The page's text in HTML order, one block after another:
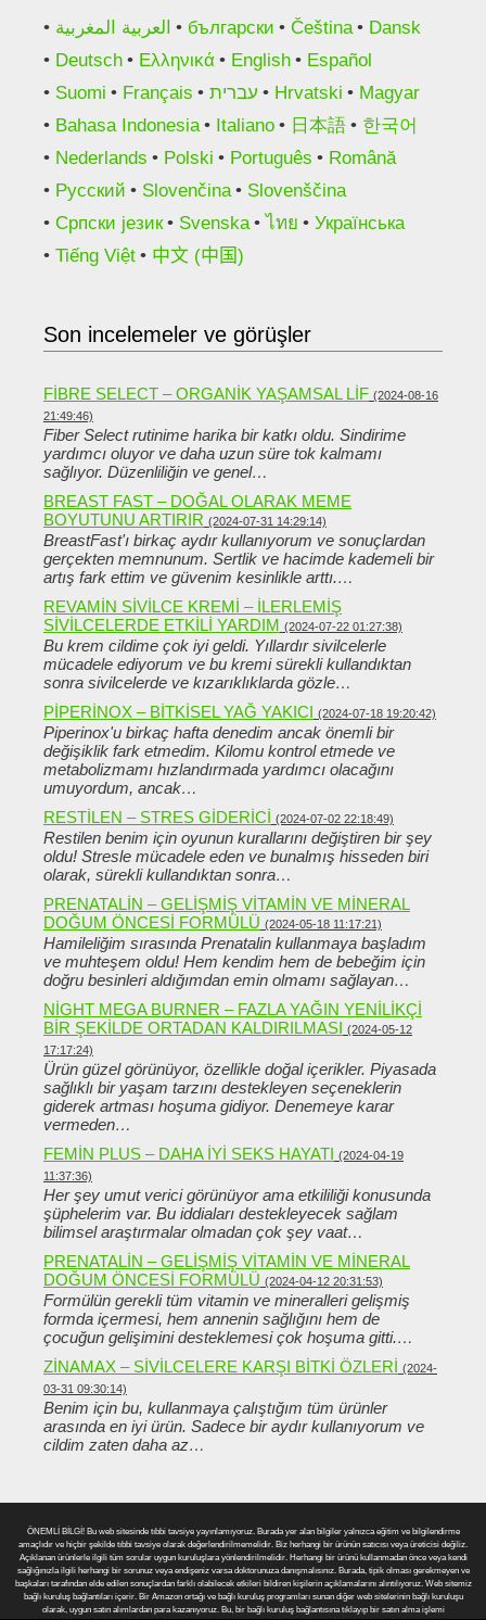
العربية المغربية български Čeština
Dansk
Deutsch
Ελληνικά English
Español
Suomi
Français עברית Hrvatski
Magyar
Bahasa Indonesia
Italiano 日本語
한국어
Nederlands
Polski Português
Română
Русский
Slovenčina
Slovenščina
Српски језик
Svenska ไทย
Українська
Tiếng Việt
中文 (中国)
Son incelemeler ve görüşler
FIBRE SELECT – ORGANIK YAŞAMSAL LIF (2024-08-16
21:49:46)
Fiber Select rutinime harika bir katkı oldu. Sindirime
yardımcı oluyor ve daha uzun süre tok kalmamı
sağlıyor. Düzenliliğin ve genel…
BREAST FAST – DOĞAL OLARAK MEME
BOYUTUNU ARTIRIR (2024-07-31 14:29:14)
BreastFast'ı birkaç aydır kullanıyorum ve sonuçlardan
gerçekten memnunum. Sertlik ve hacimde kademeli bir
artış fark ettim ve güvenim kesinlikle arttı.…
REVAMIN SIVILCE KREMI – ILERLEMIŞ
SIVILCELERDE ETKILI YARDIM (2024-07-22 01:27:38)
Bu krem ​​cildime çok iyi geldi. Yıllardır sivilcelerle
mücadele ediyorum ve bu kremi sürekli kullandıktan
sonra sivilcelerde ve kızarıklıklarda gözle…
PIPERINOX – BITKISEL YAĞ YAKICI (2024-07-18 19:20:42)
Piperinox'u birkaç hafta denedim ancak önemli bir
değişiklik fark etmedim. Kilomu kontrol etmede ve
metabolizmamı hızlandırmada yardımcı olacağını
umuyordum, ancak…
RESTILEN – STRES GIDERICI (2024-07-02 22:18:49)
Restilen benim için oyunun kurallarını değiştiren bir şey
oldu! Stresle mücadele eden ve bunalmış hisseden biri
olarak, sürekli kullandıktan sonra…
PRENATALIN – GELIŞMIŞ VITAMIN VE MINERAL
DOĞUM ÖNCESI FORMÜLÜ (2024-05-18 11:17:21)
Hamileliğim sırasında Prenatalin kullanmaya başladım
ve muhteşem oldu! Hem kendim hem de bebeğim için
doğru besinleri aldığımdan emin olmamı sağlayan…
NIGHT MEGA BURNER – FAZLA YAĞIN YENILIKÇI
BIR ŞEKILDE ORTADAN KALDIRILMASI (2024-05-12
17:17:24)
Ürün güzel görünüyor, özellikle doğal içerikler. Piyasada
sağlıklı bir yaşam tarzını destekleyen seçeneklerin
giderek artması hoşuma gidiyor. Denemeye karar
vermeden…
FEMIN PLUS – DAHA IYI SEKS HAYATI (2024-04-19
11:37:36)
Her şey umut verici görünüyor ama etkililiği konusunda
şüphelerim var. Bu iddiaları destekleyecek sağlam
bilimsel araştırmalar olmadan çok şey vaat…
PRENATALIN – GELIŞMIŞ VITAMIN VE MINERAL
DOĞUM ÖNCESI FORMÜLÜ (2024-04-12 20:31:53)
Formülün gerekli tüm vitamin ve mineralleri gelişmiş
formda içermesi, hem annenin sağlığını hem de
çocuğun gelişimini desteklemesi çok hoşuma gitti.…
ZINAMAX – SIVILCELERE KARŞI BITKI ÖZLERI (2024-
03-31 09:30:14)
Benim için bu, kullanmaya çalıştığım tüm ürünler
arasında en iyi ürün. Sadece bir aydır kullanıyorum ve
cildim zaten daha az…
ÖNEMLİ BİLGİ! Bu web sitesinde tıbbi tavsiye yayınlamıyoruz. Burada yer alan bilgiler yalnızca eğitim ve bilgilendirme
amaçlıdır ve hiçbir şekilde tıbbi tavsiye olarak değerlendirilmemelidir. Biz herhangi bir ürünün satıcısı veya üreticisi değiliz.
Açıklanan ürünlerle ilgili tüm sorular uygun kuruluşlara yönlendirilmelidir. Herhangi bir ürünü kullanmadan önce veya kendi
sağlığınızla ilgili herhangi bir sorunuz veya endişeniz varsa doktorunuza danışmalısınız. Burada, tipik olması gerekmeyen ve
başkaları tarafından elde edilen sonuçlardan farklı olabilecek etkileri bildiren kişilerin açıklamalarını alıntılıyoruz. Web sitemiz
bağlı kuruluş bağlantıları içerir. Bir Amazon ortağı ve bağlı kuruluş programları sunan diğer web sitelerinin bağlı kuruluşu
olarak, uygun satın alımlardan para kazanıyoruz. Bu, bir bağlı kuruluş bağlantısına tıklayıp bir satın alma işlemi